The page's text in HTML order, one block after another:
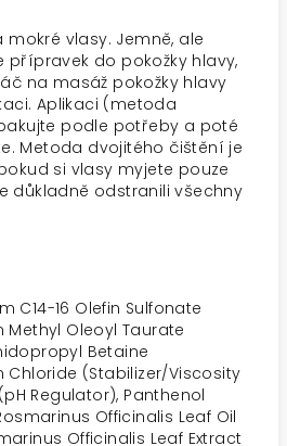
vlasy. Jemně, ale
přípravek do pokožky hlavy,
na masáž pokožky hlavy
Aplikaci (metoda
podle potřeby a poté
Metoda dvojitého čištění je
si vlasy myjete pouze
důkladně odstranili všechny
C14-16 Olefin Sulfonate
Oleoyl Taurate
Betaine
Chloride (Stabilizer/Viscosity
Regulator), Panthenol
Officinalis Leaf Oil
Officinalis Leaf Extract